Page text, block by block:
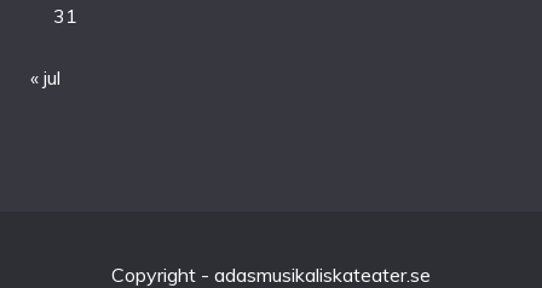
31
« jul
Copyright - adasmusikaliskateater.se